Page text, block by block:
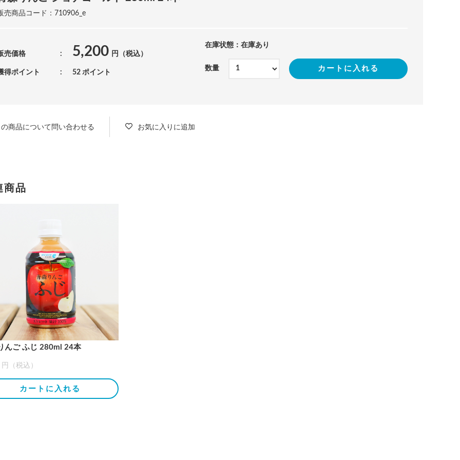
売商品コード：710906_e
売価格 5,200 円（税込）
得ポイント 52 ポイント
在庫状態：在庫あり
数量 カートに入れる
商品について問い合わせる お気に入りに追加
商品
んご ふじ 280ml 24本
（税込）
カートに入れる